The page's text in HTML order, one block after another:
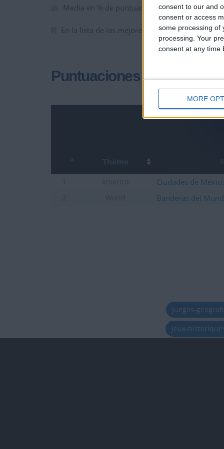
consent to our and
consent or access
some processing of
processing. Your
consent at any time
MORE
Media en % de puntuación max. :67.84%
En la lista de las mejores partidas :0
Puntuaciones
Thème
Ciudades de
Banderas del
juegos-
jeux-